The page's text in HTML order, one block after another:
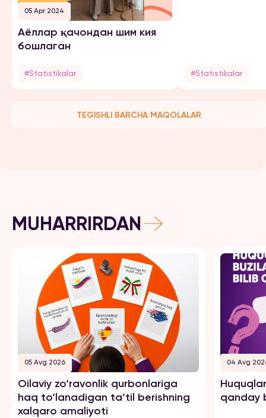
05 Apr 2024
Аёллар қачондан шим кия
бошлаган
#Statistikalar #Statistikalar
TEGISHLI BARCHA MAQOLALAR
MUHARRIRDAN
05 Avg 2026
Oilaviy zo‘ravonlik qurbonlariga
haq to‘lanadigan ta’til berishning
xalqaro amaliyoti
04 Avg
qanday